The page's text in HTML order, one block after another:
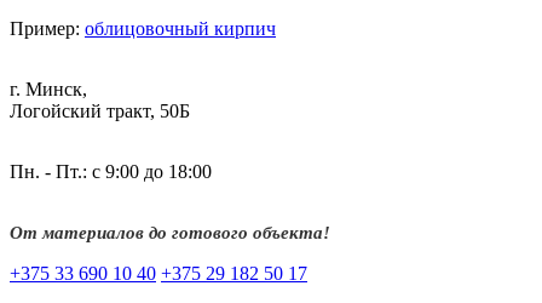
Пример: облицовочный кирпич
г. Минск,
Логойский тракт, 50Б
Пн. - Пт.: с 9:00 до 18:00
От материалов до готового объекта!
+375 33 690 10 40 +375 29 182 50 17